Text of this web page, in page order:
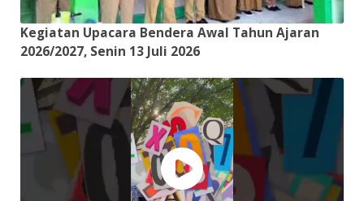
Kegiatan Upacara Bendera Awal Tahun Ajaran
2026/2027, Senin 13 Juli 2026